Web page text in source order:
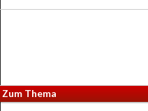
Zum Thema